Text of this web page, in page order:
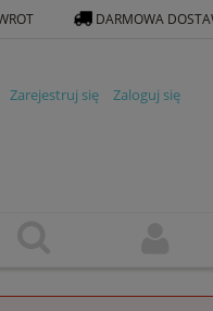
Zarejestruj się Zaloguj się
DARMOWA